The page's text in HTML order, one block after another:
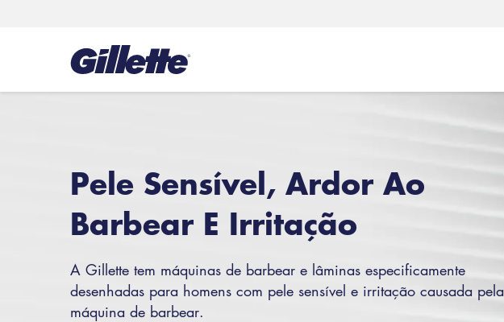
Pele Sensível, Ardor Ao
Barbear E Irritação
A Gillette tem máquinas de barbear e lâminas especificamente
desenhadas para homens com pele sensível e irritação causada pela
máquina de barbear.